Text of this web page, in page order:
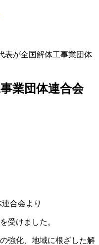
表が全国解体工事業団体
業団体連合会
合会より
受けました。
強化、地域に根ざした解